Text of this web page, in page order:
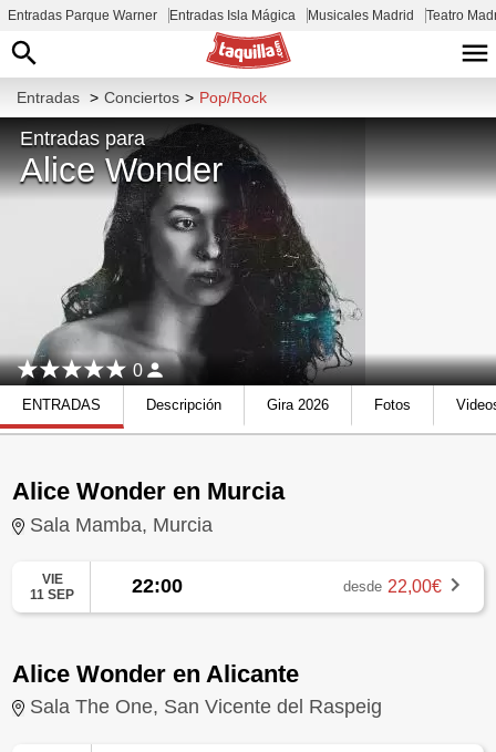
Entradas Parque Warner Entradas Isla Mágica Musicales Madrid Teatro
Entradas > Conciertos > Pop/Rock
Entradas para
Alice Wonder
0
ENTRADAS Descripción Gira 2026 Fotos
Alice Wonder en Murcia
Sala Mamba, Murcia
VIE
11 SEP
22:00 desde 22,00€
Alice Wonder en Alicante
Sala The One, San Vicente del Raspeig